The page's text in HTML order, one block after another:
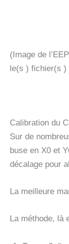
(Image de
le(s ) fichier(s )
Calibration du
Sur de
buse en X0 et
décalage pour
La meilleure
La méthode, là